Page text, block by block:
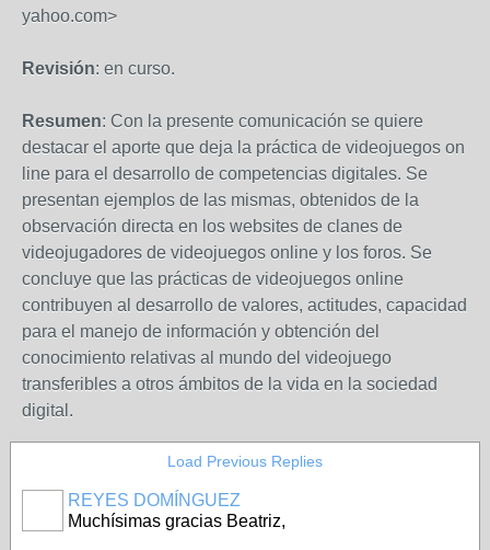
yahoo.com>
Revisión: en curso.
Resumen: Con la presente comunicación se quiere
destacar el aporte que deja la práctica de videojuegos on
line para el desarrollo de competencias digitales. Se
presentan ejemplos de las mismas, obtenidos de la
observación directa en los websites de clanes de
videojugadores de videojuegos online y los foros. Se
concluye que las prácticas de videojuegos online
contribuyen al desarrollo de valores, actitudes, capacidad
para el manejo de información y obtención del
conocimiento relativas al mundo del videojuego
transferibles a otros ámbitos de la vida en la sociedad
digital.
Load Previous Replies
REYES DOMÍNGUEZ
Muchísimas gracias Beatriz,